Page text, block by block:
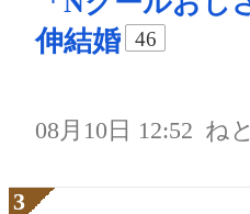
伸結婚
46
08月10日 12:52 ね